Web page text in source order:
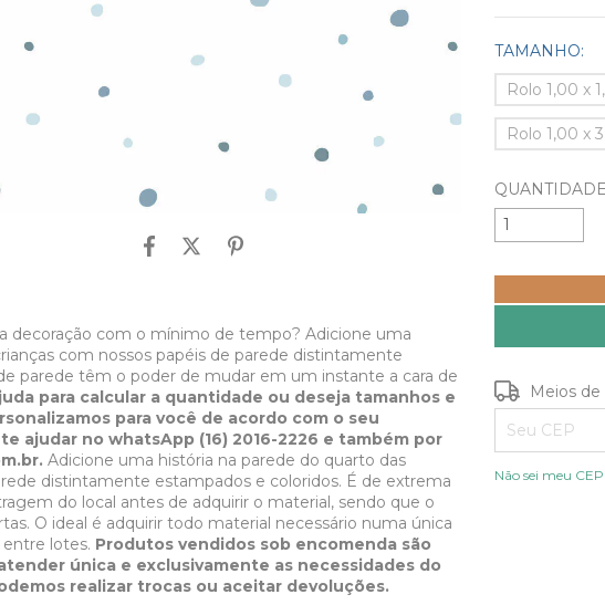
decoração com o mínimo de tempo? Adicione uma
com nossos papéis de parede distintamente
parede têm o poder de mudar em um instante a cara de
para calcular a quantidade ou deseja tamanhos e
para você de acordo com o seu
ajudar no whatsApp (16) 2016-2226 e também por
. Adicione uma história na parede do quarto das
distintamente estampados e coloridos. É de extrema
do local antes de adquirir o material, sendo que o
O ideal é adquirir todo material necessário numa única
entre lotes. Produtos vendidos sob encomenda são
única e exclusivamente as necessidades do
realizar trocas ou aceitar devoluções.
TAMANHO:
Rolo 1,00 x
Rolo 1,00 x
QUANTIDADE
Entregas para
Meios de
Não sei meu CEP